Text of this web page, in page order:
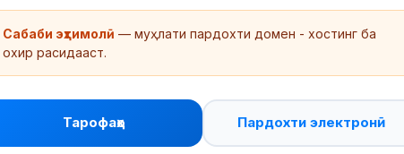
Сабаби эҳтимолӣ — муҳлати пардохти домен - хостинг ба
охир расидааст.
Тарофаҳо Пардохти электронӣ